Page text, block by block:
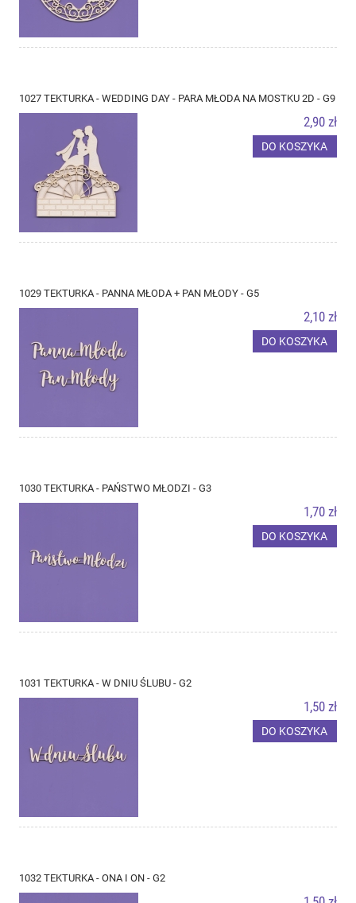
1027 TEKTURKA - WEDDING DAY - PARA MŁODA NA MOSTKU 2D - G9
2,90 zł
DO KOSZYKA
1029 TEKTURKA - PANNA MŁODA + PAN MŁODY - G5
2,10 zł
DO KOSZYKA
1030 TEKTURKA - PAŃSTWO MŁODZI - G3
1,70 zł
DO KOSZYKA
1031 TEKTURKA - W DNIU ŚLUBU - G2
1,50 zł
DO KOSZYKA
1032 TEKTURKA - ONA I ON - G2